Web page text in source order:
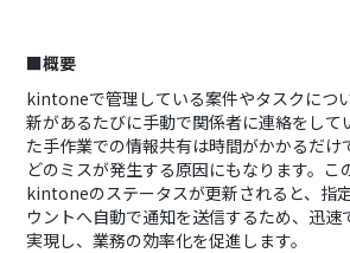
■概要
kintoneで管理している案件やタスクにつ
新があるたびに手動で関係者に連絡をして
た手作業での情報共有は時間がかかるだけ
どのミスが発生する原因にもなります。こ
kintoneのステータスが更新されると、指
ウントへ自動で通知を送信するため、迅速
実現し、業務の効率化を促進します。